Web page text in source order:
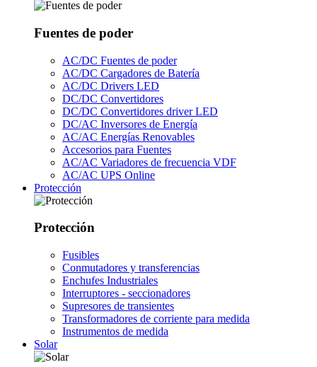
Fuentes de poder
AC/DC Fuentes de poder
AC/DC Cargadores de Batería
AC/DC Drivers LED
DC/DC Convertidores
DC/DC Convertidores driver LED
DC/AC Inversores de Energía
AC/AC Energías Renovables
Accesorios para Fuentes
AC/AC Variadores de frecuencia VDF
AC/AC UPS Online
Protección
Protección
Fusibles
Conmutadores y transferencias
Enchufes Industriales
Interruptores - seccionadores
Supresores de transientes
Transformadores de corriente para medida
Instrumentos de medida
Solar